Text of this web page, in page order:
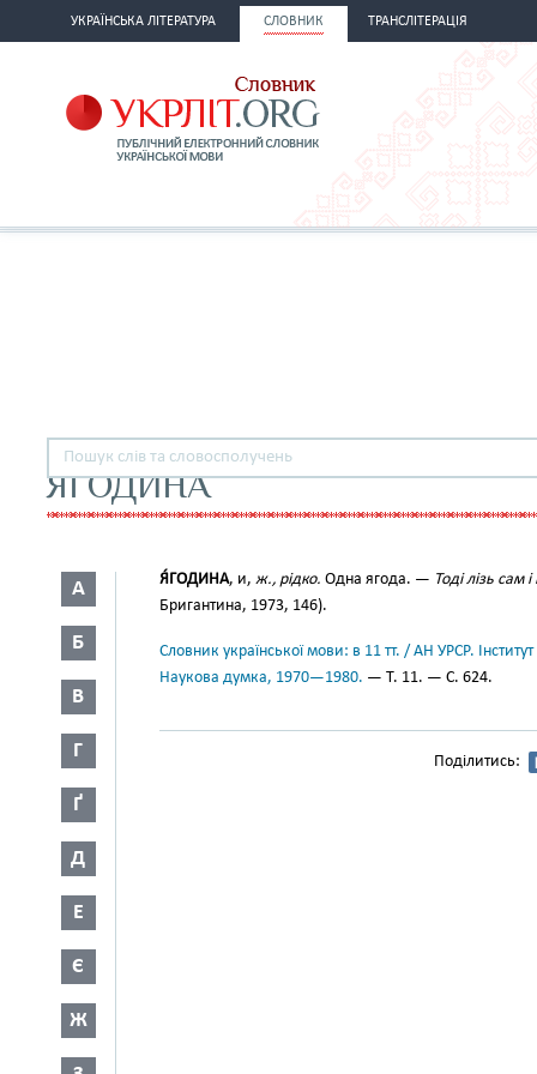
УКРАЇНСЬКА ЛІТЕРАТУРА СЛОВНИК ТРАНСЛІТЕРАЦІЯ
ЯГОДИНА
А
Б
В
Г
Ґ
Д
Е
Є
Ж
Я́ГОДИНА, и, ж., рідко. Одна ягода. — Тоді лізь сам
Бригантина, 1973, 146).
Словник української мови: в 11 тт. / АН УРСР.
Наукова думка, 1970—1980. — Т. 11. — С. 624.
Поділитись: